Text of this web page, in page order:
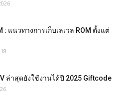
: แนวทางการเก็บเลเวล ROM ตั้งแต่
ล่าสุดยังใช้งานได้ปี 2025 Giftcode